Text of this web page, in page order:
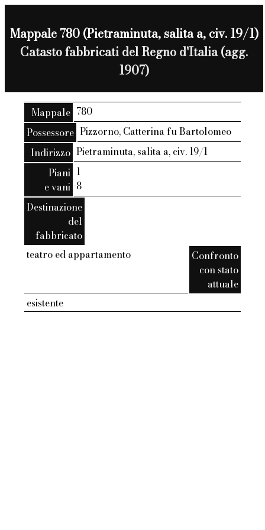
Mappale 780 (Pietraminuta, salita a, civ. 19/1)
Catasto fabbricati del Regno d'Italia (agg.
1907)
Mappale 780
Possessore Pizzorno, Catterina fu Bartolomeo
Indirizzo Pietraminuta, salita a, civ. 19/1
Piani
e vani
1
8
Destinazione
del
fabbricato
teatro ed appartamento
Confronto
con stato
attuale
esistente